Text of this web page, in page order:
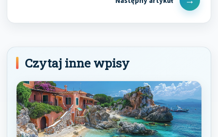
Next
Post
Czytaj inne wpisy